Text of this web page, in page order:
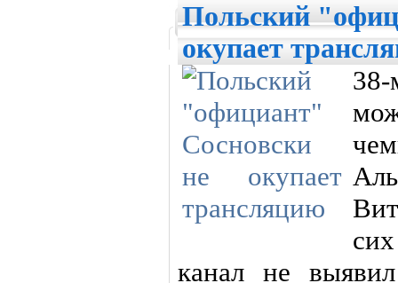
Польский
окупает
канал не